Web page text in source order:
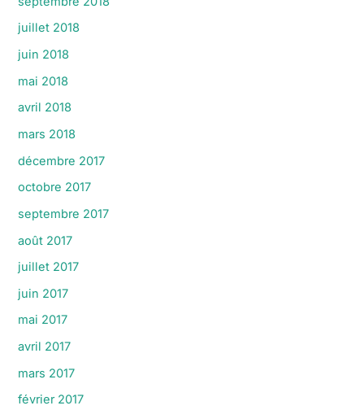
juillet 2018
juin 2018
mai 2018
avril 2018
mars 2018
décembre 2017
octobre 2017
septembre 2017
août 2017
juillet 2017
juin 2017
mai 2017
avril 2017
mars 2017
février 2017